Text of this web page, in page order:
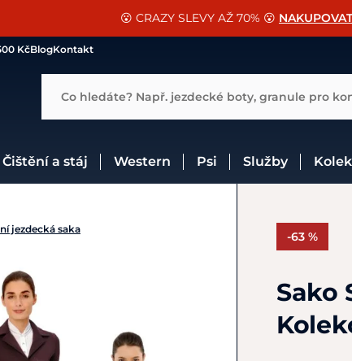
SLEVA 13% na vše od Cassini! CHCI
😮 CRAZY SLEVY AŽ 70% 😮 NAKUPOVAT
📐Pasování a doplňky k vybraným sedlům ZDARMA
KčBlogKontakt
Co hledáte? Např. jezdecké boty, granule pro
Čištění a stáj Western Psi Služby
jezdecká saka
-63 %
Sako